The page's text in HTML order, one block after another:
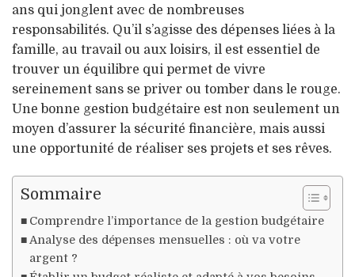
ans qui jonglent avec de nombreuses
responsabilités. Qu’il s’agisse des dépenses liées à la
famille, au travail ou aux loisirs, il est essentiel de
trouver un équilibre qui permet de vivre
sereinement sans se priver ou tomber dans le rouge.
Une bonne gestion budgétaire est non seulement un
moyen d’assurer la sécurité financière, mais aussi
une opportunité de réaliser ses projets et ses rêves.
Sommaire
Comprendre l’importance de la gestion budgétaire
Analyse des dépenses mensuelles : où va votre
argent ?